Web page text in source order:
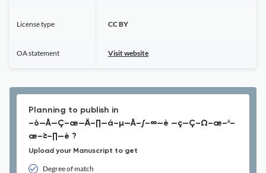
License type CC BY
OA statement Visit website
Planning to publish in
–ò—Å—Ç–æ—Ä–∏—á–µ—Å–∫–∞—è —ç—Ç–Ω–æ–ª–
æ–≥–∏—è ?
Upload your Manuscript to get
Degree of match